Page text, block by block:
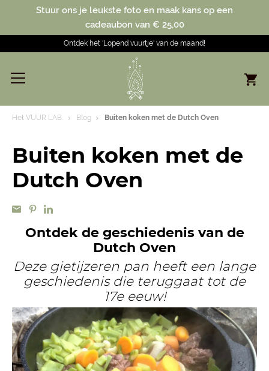
Stuur ons je leukste foto en maak kans op een
cadeaubon van € 25,00
Ontdek het 'Lopend vuurtje' van de maand!
Het VUUR LAB. Blog Buiten koken met de Dutch Oven
Buiten koken met de
Dutch Oven
Ontdek de geschiedenis van de
Dutch Oven
Deze gietijzeren pan heeft een lange
geschiedenis die teruggaat tot de
17e eeuw!